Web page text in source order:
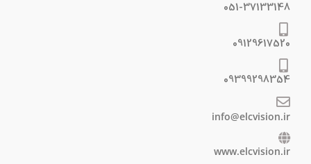
051-37133148
09129617520
09399298354
info@elcvision.ir
www.elcvision.ir